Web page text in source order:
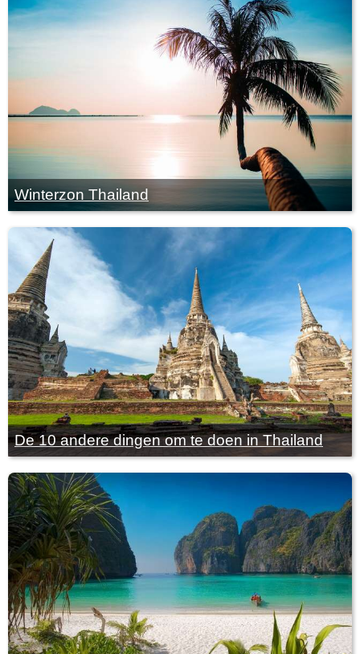
Winterzon Thailand
De 10 andere dingen om te doen in Thailand